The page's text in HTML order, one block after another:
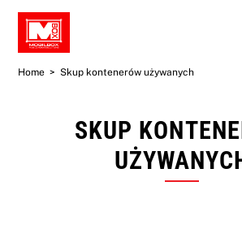
Skip
content
Home > Skup kontenerów używanych
SKUP